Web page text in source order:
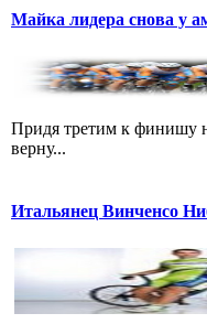
Майка лидера снова у
Придя третим к финишу
верну...
Итальянец Винченсо